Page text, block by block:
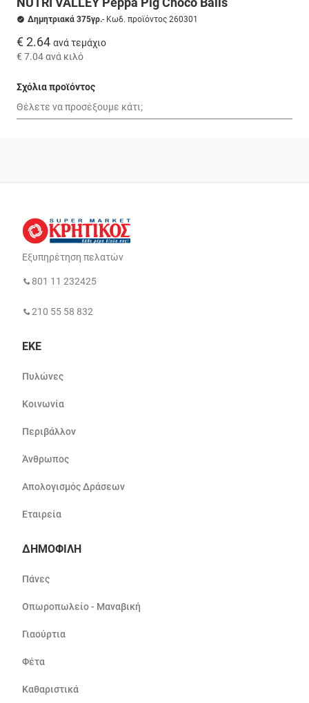
Δημητριακά 375γρ.- Κωδ. προϊόντος 260301
€ 2.64 ανά τεμάχιο
€ 7.04ανά κιλό
Σχόλια προϊόντος
Εξυπηρέτηση πελατών
801 11 232425
210 55 58 832
ΕΚΕ
Πυλώνες
Κοινωνία
Περιβάλλον
Άνθρωπος
Απολογισμός Δράσεων
Εταιρεία
ΔΗΜΟΦΙΛΗ
Πάνες
Οπωροπωλείο - Μαναβική
Γιαούρτια
Φέτα
Καθαριστικά